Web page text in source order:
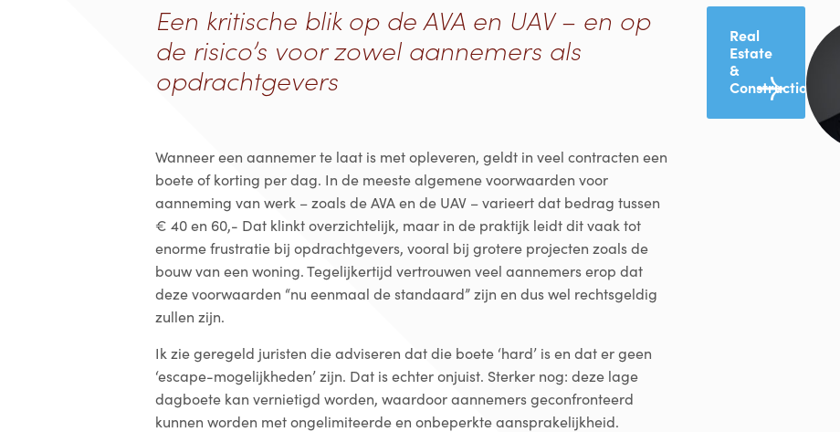
Een kritische blik op de AVA en UAV – en op
de risico’s voor zowel aannemers als
opdrachtgevers
Wanneer een aannemer te laat is met opleveren, geldt in veel contracten een
boete of korting per dag. In de meeste algemene voorwaarden voor
aanneming van werk – zoals de AVA en de UAV – varieert dat bedrag tussen
€ 40 en 60,- Dat klinkt overzichtelijk, maar in de praktijk leidt dit vaak tot
enorme frustratie bij opdrachtgevers, vooral bij grotere projecten zoals de
bouw van een woning. Tegelijkertijd vertrouwen veel aannemers erop dat
deze voorwaarden “nu eenmaal de standaard” zijn en dus wel rechtsgeldig
zullen zijn.
Ik zie geregeld juristen die adviseren dat die boete ‘hard’ is en dat er geen
‘escape-mogelijkheden’ zijn. Dat is echter onjuist. Sterker nog: deze lage
dagboete kan vernietigd worden, waardoor aannemers geconfronteerd
kunnen worden met ongelimiteerde en onbeperkte aansprakelijkheid.
Real
Estate
&
Construction